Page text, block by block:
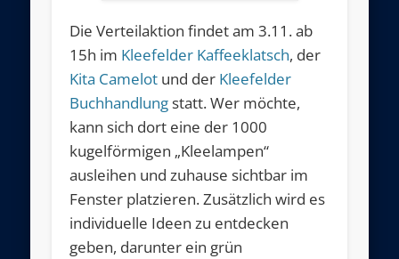
Die Verteilaktion findet am 3.11. ab
15h im Kleefelder Kaffeeklatsch, der
Kita Camelot und der Kleefelder
Buchhandlungstatt. Wer möchte,
kann sich dort eine der 1000
kugelförmigen „Kleelampen“
ausleihen und zuhause sichtbar im
Fenster platzieren. Zusätzlich wird es
individuelle Ideen zu entdecken
geben, darunter ein grün